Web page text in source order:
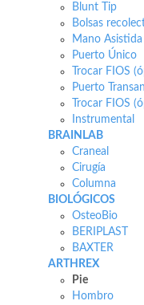
Blunt Tip
Bolsas
Mano Asistida
Puerto Único
Trocar FIOS
Puerto
Trocar FIOS
Instrumental
BRAINLAB
Craneal
Cirugía
Columna
BIOLÓGICOS
OsteoBio
BERIPLAST
BAXTER
ARTHREX
Pie
Hombro